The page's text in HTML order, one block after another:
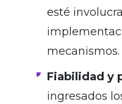
esté
mecanismos.
Fiabilidad y
ingresados